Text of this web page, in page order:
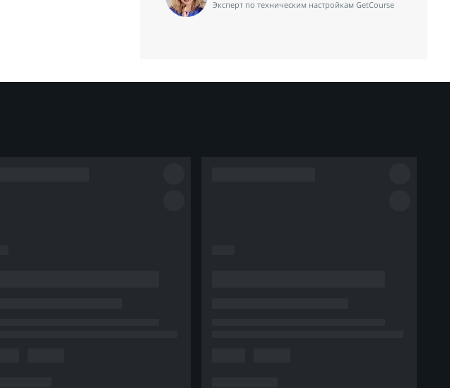
Эксперт по техническим настройкам GetCourse